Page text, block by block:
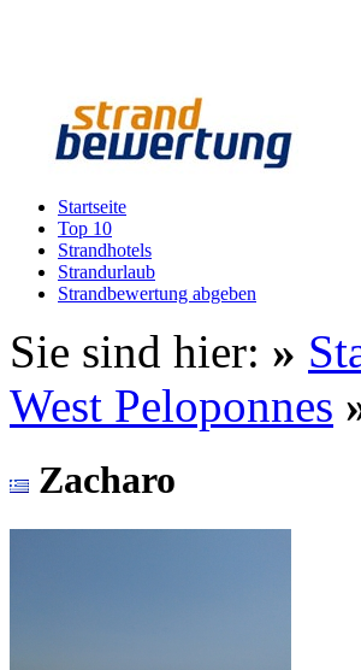
Startseite
Top 10
Strandhotels
Strandurlaub
Strandbewertung abgeben
Sie sind hier: »
West Peloponnes
Zacharo